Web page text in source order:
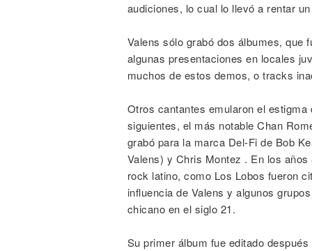
audiciones, lo cual lo llevó a rentar
Valens sólo grabó dos álbumes, que
algunas presentaciones en locales
muchos de estos demos, o tracks
Otros cantantes emularon el
siguientes, el más notable Chan
grabó para la marca Del-Fi de Bob
Valens) y Chris Montez . En los años
rock latino, como Los Lobos fueron
influencia de Valens y algunos
chicano en el siglo 21.
Su primer álbum fue editado